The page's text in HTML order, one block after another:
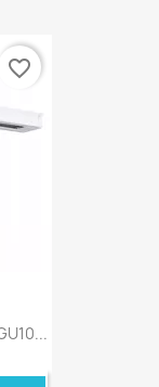
favorite_border